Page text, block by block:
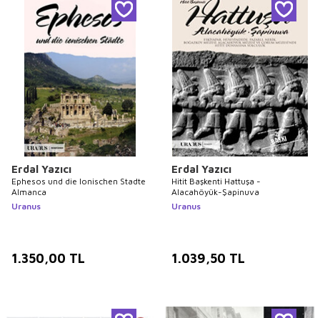
Erdal Yazıcı
Ephesos und die Ionischen Stadte
Almanca
Uranus
1.350,00 TL
Erdal Yazıcı
Hitit Başkenti Hattuşa -
Alacahöyük-Şapinuva
Uranus
1.039,50 TL